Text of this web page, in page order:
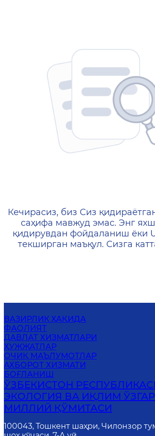
404 — Страница
Кечирасиз, биз Сиз
саҳифа мавжуд эмас. Энг
қидирувдан фойдаланиш ёки
текширган маъқул. Сизга
ВАЗИРЛИК ҲАҚИДА
ФАОЛИЯТ
ДАВЛАТ ХИЗМАТЛАРИ
ҲУЖЖАТЛАР
ОЧИҚ МАЪЛУМОТЛАР
АХБОРОТ ХИЗМАТИ
БОҒЛАНИШ
ЎЗБЕКИСТОН
ЭКОЛОГИЯ ВА ИҚЛИМ
МИЛЛИЙ ҚЎМИТАСИ
100043, Тошкент шаҳри, Чилонзор